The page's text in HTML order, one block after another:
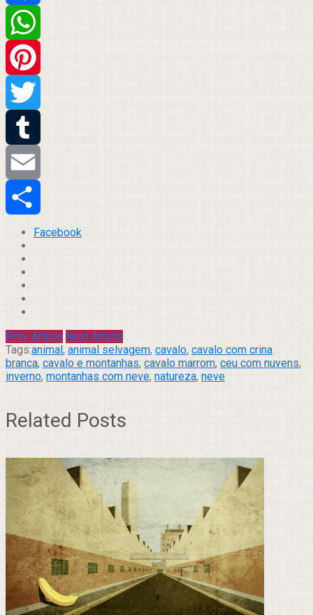
Facebook
WhatsApp
Pinterest
Twitter
Tumblr
Email
Compartilhar
Facebook
Prev Article Next Article
Tags:animal, animal selvagem, cavalo, cavalo com crina
branca, cavalo e montanhas, cavalo marrom, ceu com nuvens,
inverno, montanhas com neve, natureza, neve
Related Posts